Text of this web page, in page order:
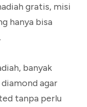
gratis, misi
hanya bisa
banyak
agar
tanpa perlu